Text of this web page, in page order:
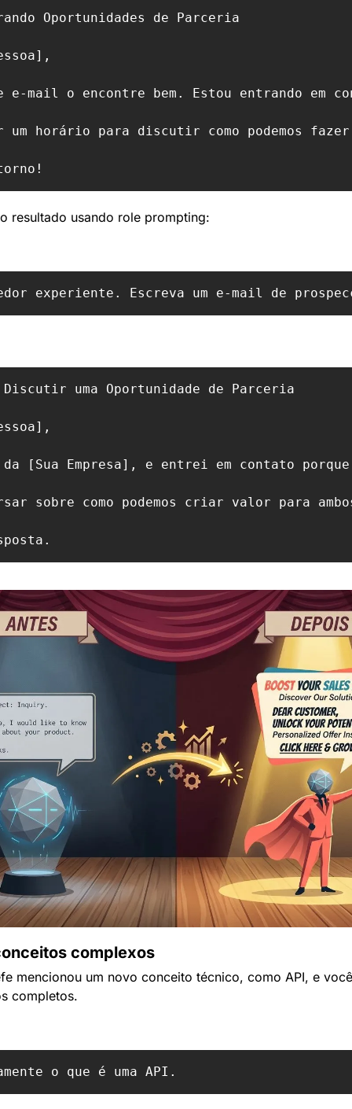
Oportunidades de Parceria
e-mail o encontre bem. Estou entrando
um horário para discutir como podemos
resultado usando role prompting:
Discutir uma Oportunidade de Parceria
da [Sua Empresa], e entrei em contato
sobre como podemos criar valor para
complexos
mencionou um novo conceito técnico, como API, e
completos.